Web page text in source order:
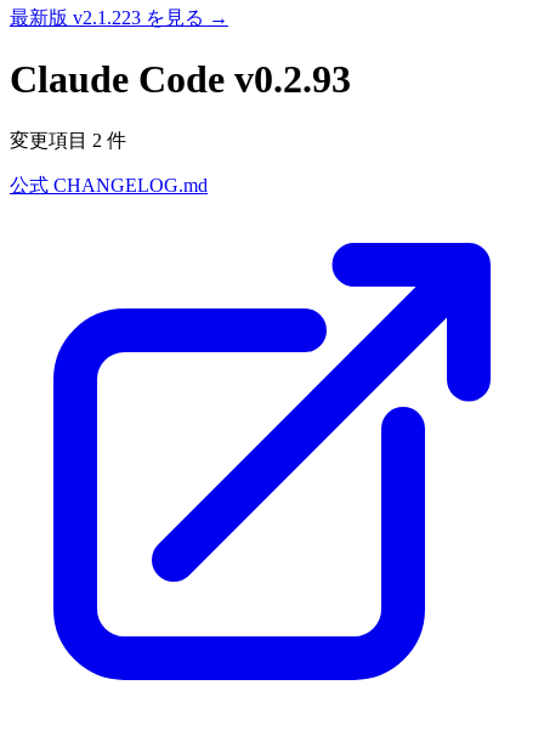
最新版 v2.1.223 を見る →
Claude Code v0.2.93
変更項目 2 件
公式 CHANGELOG.md